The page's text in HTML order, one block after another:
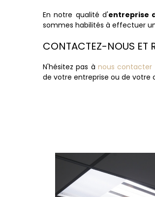
En notre qualité d'entreprise
sommes habilités à effectuer
CONTACTEZ-NOUS ET
N'hésitez pas ànous contacter
de votre entreprise ou de votre